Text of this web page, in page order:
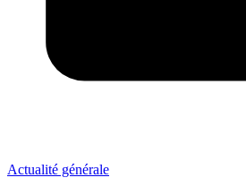
Actualité générale